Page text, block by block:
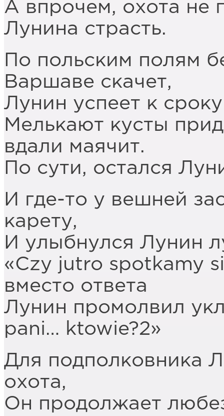
А впрочем, охота не
Лунина страсть.
По польским полям
Варшаве скачет,
Лунин успеет к
Мелькают кусты
вдали маячит.
По сути, остался
И где-то у вешней
карету,
И улыбнулся Лунин
«Czy jutro spotkamy
вместо ответа
Лунин промолвил
pani… ktowie?2»
Для подполковника
охота,
Он продолжает